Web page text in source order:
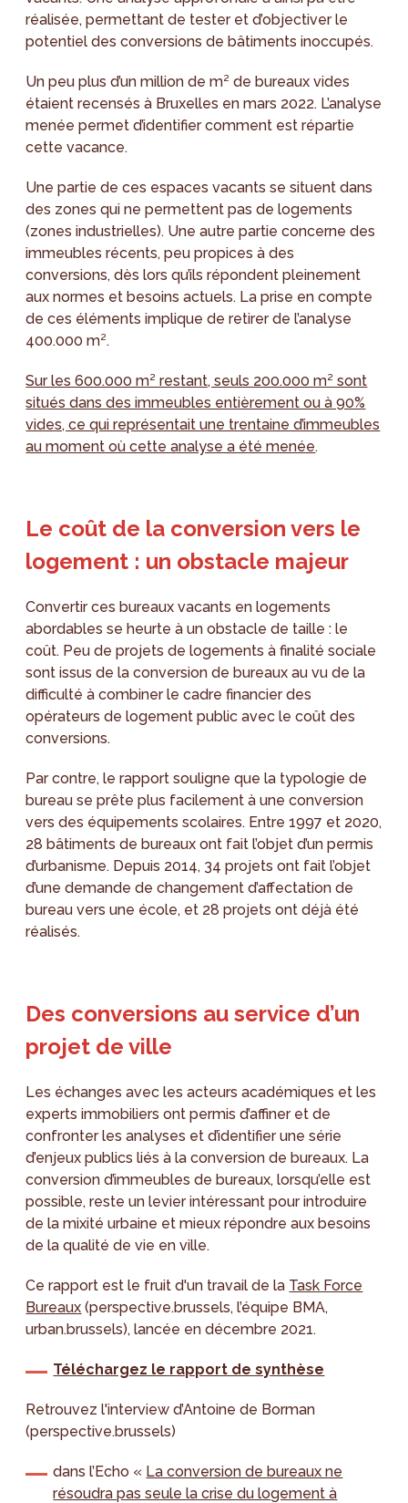
réalisée, permettant de tester et d’objectiver le
potentiel des conversions de bâtiments inoccupés.
Un peu plus d’un million de m² de bureaux vides
étaient recensés à Bruxelles en mars 2022. L’analyse
menée permet d’identifier comment est répartie
cette vacance.
Une partie de ces espaces vacants se situent dans
des zones qui ne permettent pas de logements
(zones industrielles). Une autre partie concerne des
immeubles récents, peu propices à des
conversions, dès lors qu’ils répondent pleinement
aux normes et besoins actuels. La prise en compte
de ces éléments implique de retirer de l’analyse
400.000 m².
Sur les 600.000 m² restant, seuls 200.000 m² sont
situés dans des immeubles entièrement ou à 90%
vides, ce qui représentait une trentaine d’immeubles
au moment où cette analyse a été menée.
Le coût de la conversion vers le
logement : un obstacle majeur
Convertir ces bureaux vacants en logements
abordables se heurte à un obstacle de taille : le
coût. Peu de projets de logements à finalité sociale
sont issus de la conversion de bureaux au vu de la
difficulté à combiner le cadre financier des
opérateurs de logement public avec le coût des
conversions.
Par contre, le rapport souligne que la typologie de
bureau se prête plus facilement à une conversion
vers des équipements scolaires. Entre 1997 et 2020,
28 bâtiments de bureaux ont fait l’objet d’un permis
d’urbanisme. Depuis 2014, 34 projets ont fait l’objet
d’une demande de changement d’affectation de
bureau vers une école, et 28 projets ont déjà été
réalisés.
Des conversions au service d’un
projet de ville
Les échanges avec les acteurs académiques et les
experts immobiliers ont permis d’affiner et de
confronter les analyses et d’identifier une série
d’enjeux publics liés à la conversion de bureaux. La
conversion d’immeubles de bureaux, lorsqu’elle est
possible, reste un levier intéressant pour introduire
de la mixité urbaine et mieux répondre aux besoins
de la qualité de vie en ville.
Ce rapport est le fruit d'un travail de la Task Force
Bureaux (perspective.brussels, l’équipe BMA,
urban.brussels), lancée en décembre 2021.
Téléchargez le rapport de synthèse
Retrouvez l'interview d’Antoine de Borman
(perspective.brussels)
dans l’Echo « La conversion de bureaux ne
résoudra pas seule la crise du logement à